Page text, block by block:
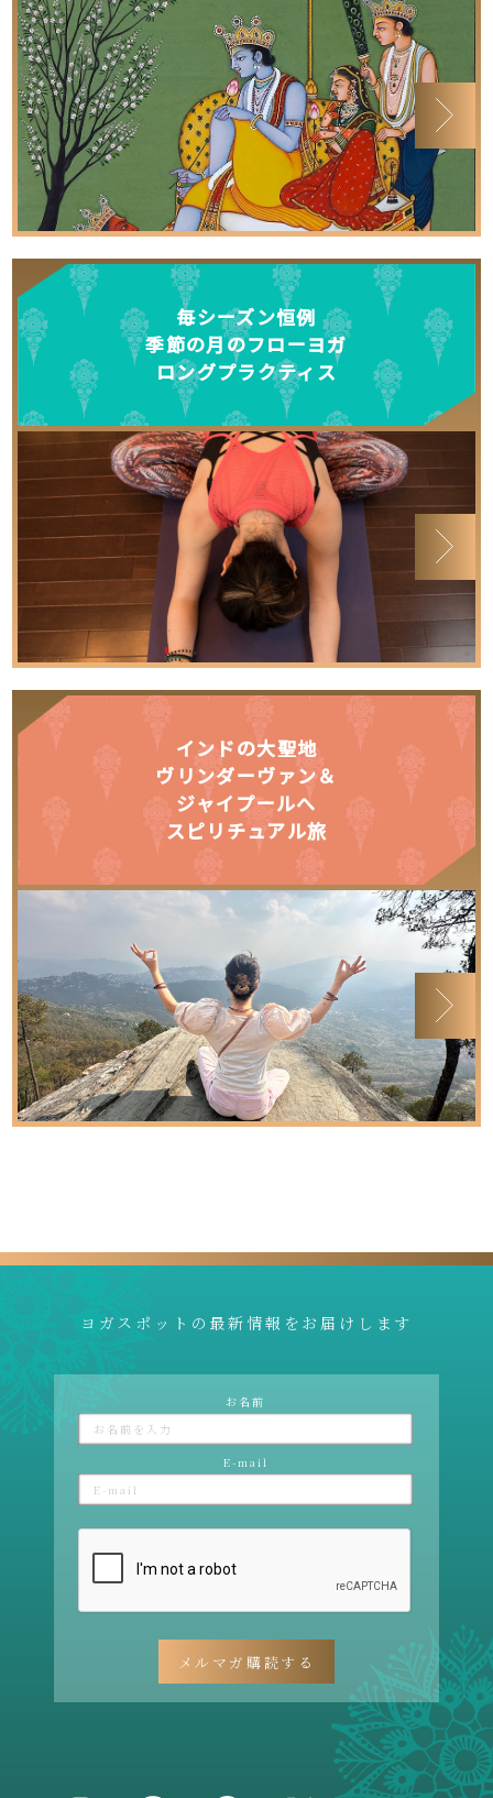
毎シーズン恒例
季節の月のフローヨガ
ロングプラクティス
インドの大聖地
ヴリンダーヴァン＆
ジャイプールへ
スピリチュアル旅
ヨガスポットの最新情報をお届けします
お名前
E-mail